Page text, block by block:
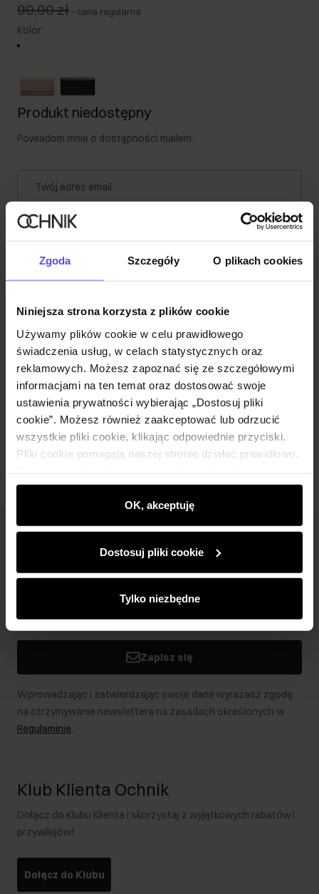
Zgoda Szczegóły O plikach cookies
Niniejsza strona korzysta z plików cookie
Używamy plików cookie w celu prawidłowego
świadczenia usług, w celach statystycznych oraz
reklamowych. Możesz zapoznać się ze szczegółowymi
informacjami na ten temat oraz dostosować swoje
ustawienia prywatności wybierając „Dostosuj pliki
cookie”. Możesz również zaakceptować lub odrzucić
wszystkie pliki cookie, klikając odpowiednie przyciski.
Pliki cookie pomagają naszej stronie działać prawidłowo.
wyświetlać im dopasowane do ich preferencji treści,
rekomendacje oraz komunikaty reklamowe informujące o
najnowszych promocjach w e-sklepie. Informacje o tym,
partnerom społecznościowym, reklamowym i
analitycznym. Partnerzy mogą połączyć te informacje z
podczas korzystania z ich usług.
OK, akceptuję
Dostosuj pliki cookie
Tylko niezbędne
99,90 zł - cena regularna
Kolor:
Produkt niedostępny
Powiadom mnie o dostępności mailem.
Twój adres email
Szczegóły
Skład i wymiary
Opinie
Newsletter
Zapisz się
Wprowadzając i zatwierdzając swoje dane wyrażasz zgodę
na otrzymywanie newslettera na zasadach określonych w
Regulaminie.
Klub Klienta Ochnik
Dołącz do Klubu Klienta i skorzystaj z wyjątkowych rabatów i
przywilejów!
Dołącz do Klubu